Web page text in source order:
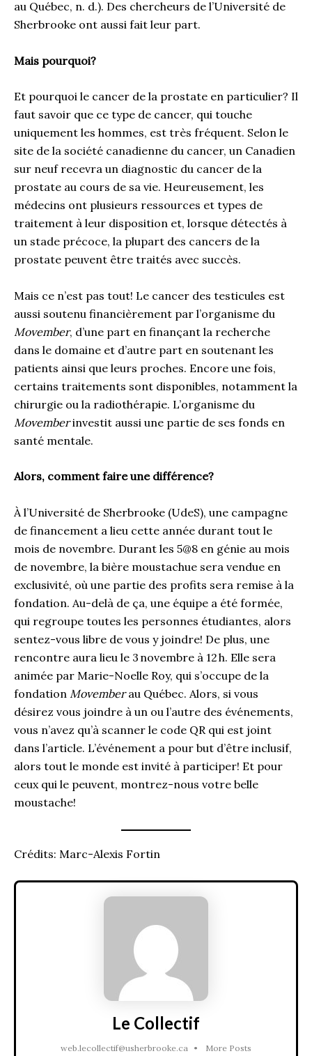
au Québec, n. d.). Des chercheurs de l’Université de
Sherbrooke ont aussi fait leur part.
Mais pourquoi?
Et pourquoi le cancer de la prostate en particulier? Il
faut savoir que ce type de cancer, qui touche
uniquement les hommes, est très fréquent. Selon le
site de la société canadienne du cancer, un Canadien
sur neuf recevra un diagnostic du cancer de la
prostate au cours de sa vie. Heureusement, les
médecins ont plusieurs ressources et types de
traitement à leur disposition et, lorsque détectés à
un stade précoce, la plupart des cancers de la
prostate peuvent être traités avec succès.
Mais ce n’est pas tout! Le cancer des testicules est
aussi soutenu financièrement par l’organisme du
Movember, d’une part en finançant la recherche
dans le domaine et d’autre part en soutenant les
patients ainsi que leurs proches. Encore une fois,
certains traitements sont disponibles, notamment la
chirurgie ou la radiothérapie. L’organisme du
Movember investit aussi une partie de ses fonds en
santé mentale.
Alors, comment faire une différence?
À l’Université de Sherbrooke (UdeS), une campagne
de financement a lieu cette année durant tout le
mois de novembre. Durant les 5@8 en génie au mois
de novembre, la bière moustachue sera vendue en
exclusivité, où une partie des profits sera remise à la
fondation. Au-delà de ça, une équipe a été formée,
qui regroupe toutes les personnes étudiantes, alors
sentez-vous libre de vous y joindre! De plus, une
rencontre aura lieu le 3 novembre à 12 h. Elle sera
animée par Marie-Noelle Roy, qui s’occupe de la
fondation Movemberau Québec. Alors, si vous
désirez vous joindre à un ou l’autre des événements,
vous n’avez qu’à scanner le code QR qui est joint
dans l’article. L’événement a pour but d’être inclusif,
alors tout le monde est invité à participer! Et pour
ceux qui le peuvent, montrez-nous votre belle
moustache!
Crédits: Marc-Alexis Fortin
Le Collectif
web.lecollectif@usherbrooke.ca • More Posts